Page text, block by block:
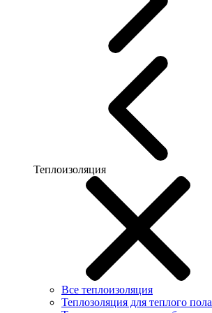
Теплоизоляция
Все теплоизоляция
Теплозоляция для теплого пола